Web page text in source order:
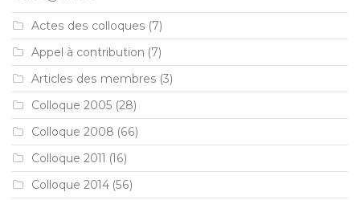
Actes des colloques (7)
Appel à contribution (7)
Articles des membres (3)
Colloque 2005 (28)
Colloque 2008 (66)
Colloque 2011 (16)
Colloque 2014 (56)